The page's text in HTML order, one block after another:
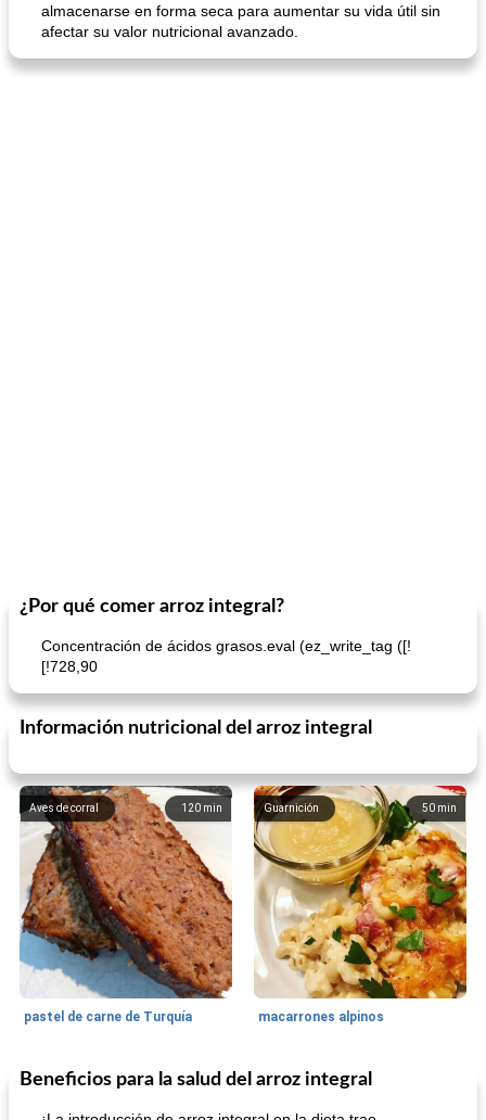
almacenarse en forma seca para aumentar su vida útil sin
afectar su valor nutricional avanzado.
¿Por qué comer arroz integral?
Concentración de ácidos grasos.eval (ez_write_tag ([!
[!728,90
Información nutricional del arroz integral
120 min
Aves de corral
pastel de carne de Turquía
50 min
Guarnición
macarrones alpinos
215 min
Cocina del mundo Arroz blanco
Beneficios para la salud del arroz integral